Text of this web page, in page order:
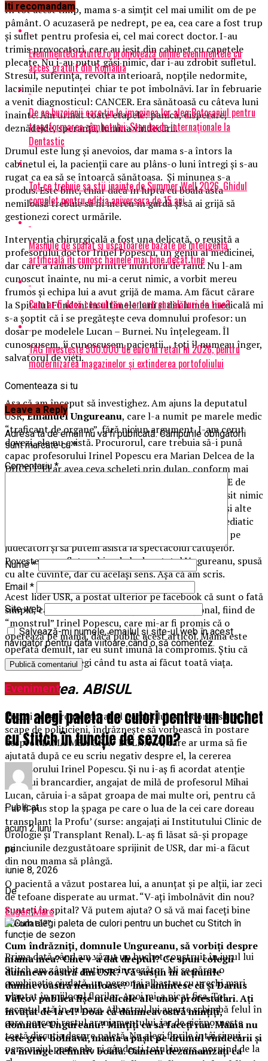
În tot acest timp, mama s-a simţit cel mai umilit om de pe
pâmânt. O acuzaseră pe nedrept, pe ea, cea care a fost trup
şi suflet pentru profesia ei, cel mai corect doctor. I-au
trimis provocatori, care au ieşit din cabinet cu capetele
plecate. Nu i-au putut găsi nimic, dar i-au zdrobit sufletul.
Stresul, suferinţa, revolta interioară, nopţile nedormite,
lacrimile neputinţei chiar te pot îmbolnăvi. Iar în februarie
a venit diagnosticul: CANCER. Era sănătoasă cu câteva luni
înainte. Am urmat toate etapele: panică, disperare,
deznădejde, speranţă, lumina vindecării.
Drumul este lung şi anevoios, dar mama s-a întors la
cabinetul ei, la pacienţii care au plâns-o luni întregi şi s-au
rugat ca ea să se întoarcă sănătoasa. Și minunea s-a
produs. Este bine, chiar dacă în lupta cu boala asta
nemiloasă trebuie să fii mereu în gardă şi să ai grijă să
gestionezi corect urmările.
Intervenţia chirurgicală a fost una delicată, o reuşită a
profesorului doctor Irinel Popescu, un geniu al medicinei,
dar care a rămas om printre muritorii de rând. Nu l-am
cunoscut înainte, nu mi-a cerut nimic, a vorbit mereu
frumos şi echipa lui a avut grijă de mama. Am făcut cărare
la Spitalul Fundeni în ultimele luni şi din lumea medicală mi
s-a şoptit că i se pregăteşte ceva domnului profesor: un
dosar pe modelele Lucan – Burnei. Nu înţelegeam. Îl
cunoscusem, îi cunoscusem pacienţii… toţi îl numeau înger,
salvatorul de vieţi.
Aşa că am început să investighez. Am ajuns la deputatul
USR,Emanuel Ungureanu, care l-a numit pe marele medic
“traficant de organe”, fără niciun argument. I-am cerut
dovezi, ele nu există. Procurorul, care trebuia să-i pună
capac profesorului Irinel Popescu era Marian Delcea de la
DIICOT. El ar avea ceva scheleţi prin dulap, conform mai
multor surse judiciare. Ar fi cheltuit şi 3.5 MILIOANE de
euro pentru ancheta Lucan, par până acum nu a găsit nimic
concret, doar s-au dus banii publici în interceptări şi alte
minuni. Mai întâi, însă trebuia să aibă loc linşajul mediatic
al profesorului Irinel Popescu, ca să existe presiune pe
judecători şi să putem asista la spectacolul cătuşelor.
Povestea am aflat-o chiar de la deputatul Ungureanu, spusă
cu alte cuvinte, dar cu acelaşi sens. Aşa că am scris.
Acest lider USR, a postat ulterior pe facebook că sunt o fată
simplă, care a publicat totul, şantajată emoţional, fiind de
“monstrul” Irinel Popescu, care mi-ar fi promis că o
operează pe mama, dacă public acest articol. Mama este
operată demult, iar eu sunt imună la compromis. Știu că
este greu să înţelegi când tu asta ai făcut toată viaţa.
Decăderea. ABISUL
Totuşi acest reprezentat al partidului care dorea să ne
scape de politicieni, îndrăzneşte să vorbească în postare
despre MAMA MEA GRAV BOLNAVĂ, care ar urma să fie
ajutată după ce eu scriu negativ despre el, la cererea
profesorului Irinel Popescu. Și nu i-aş fi acordat atenţie
fostului brancardier, angajat de milă de profesorul Mihai
Lucan, căruia i-a săpat groapa de mai multe ori, pentru că
i-ar fi pus stop la şpaga pe care o lua de la cei care doreau
transplant la Profu’ (surse: angajaţi ai Institutului Clinic de
Urologie şi Transplant Renal). L-aş fi lăsat să-şi propage
minciunile dezgustătoare sprijinit de USR, dar mi-a făcut
din nou mama să plângă.
O pacientă a văzut postarea lui, a anunţat şi pe alţii, iar zeci
de tefoane disperate au urmat. “V-aţi îmbolnăvit din nou?
Sunteţi în spital? Vă putem ajuta? O să vă mai faceţi bine
vreodată?”.
Cum îndrăzniţi, domnule Ungureanu, să vorbiţi despre
mama mea? Cine v-a dat dreptul? Ce spun colegii
dumneavoastră din USR? Vă susţin în acţiunile
dumnevoastră nemiloase? Îmi amintesc că şi Darius
Vâlcov publica fişe medicale ale unor protestatari. Aţi
învăţat de la el? Doar că dumneavostră minţiţi,
domnule Ungureanu? Minţiţi ca să faceţi rău. Mama nu
este grav bolnavă, mama a păşit pe drumul vindecării şi
va învinge definitiv boala. Oameni dezumanizaţi ca
Iti recomandam
EvenimenteGratuite.ro promovează online evenimentele cu
acces gratuit din România
De ce buzoienii care țin la imaginea lor aleg Botoșaniul pentru
transformarea zâmbetului: Standarde internaționale la
Dentastic
Tot ce trebuie sa stii inainte de Summer Well 2026. Ghidul
complet pentru editia aniversara de 15 ani
Mașinile de spălat și uscătoarele bazate pe inteligență
artificială îți cunosc hainele mai bine decât tine
Cum ar fi dacă ceasul tău s-ar antrena alături de tine?
TAG investește 500.000 de euro în retail în 2026, pentru
modernizarea magazinelor și extinderea portofoliului
Comenteaza si tu
Leave a Reply
Adresa ta de email nu va fi publicată. Câmpurile obligatorii
sunt marcate cu*
Comentariu*
Nume*
Email *
Site web
Salvează-mi numele, emailul și site-ul web în acest
navigator pentru data viitoare când o să comentez.
Eveniment
Cum alegi paleta de culori pentru un buchet
cu Stitch în funcție de sezon?
Publicat
acum 2 luni
pe
iunie 8, 2026
De
Eugen Marc
Prima dată când am văzut un buchet construit în jurul lui
Stitch am zâmbit puțin neîncrezător. Mi se părea o
combinație ciudată, un personaj albastru cu urechi mari
plantat în mijlocul florilor. Apoi mi-a picat fisa. Tot
secretul stă în culoare. Albastrul lui aparte schimbă felul în
care percepi restul aranjamentului, iar de aici pornește
toată discuția despre paletă. Nu alegi florile întâi și pui
personajul peste ele, ci gândești totul invers, pornind de la